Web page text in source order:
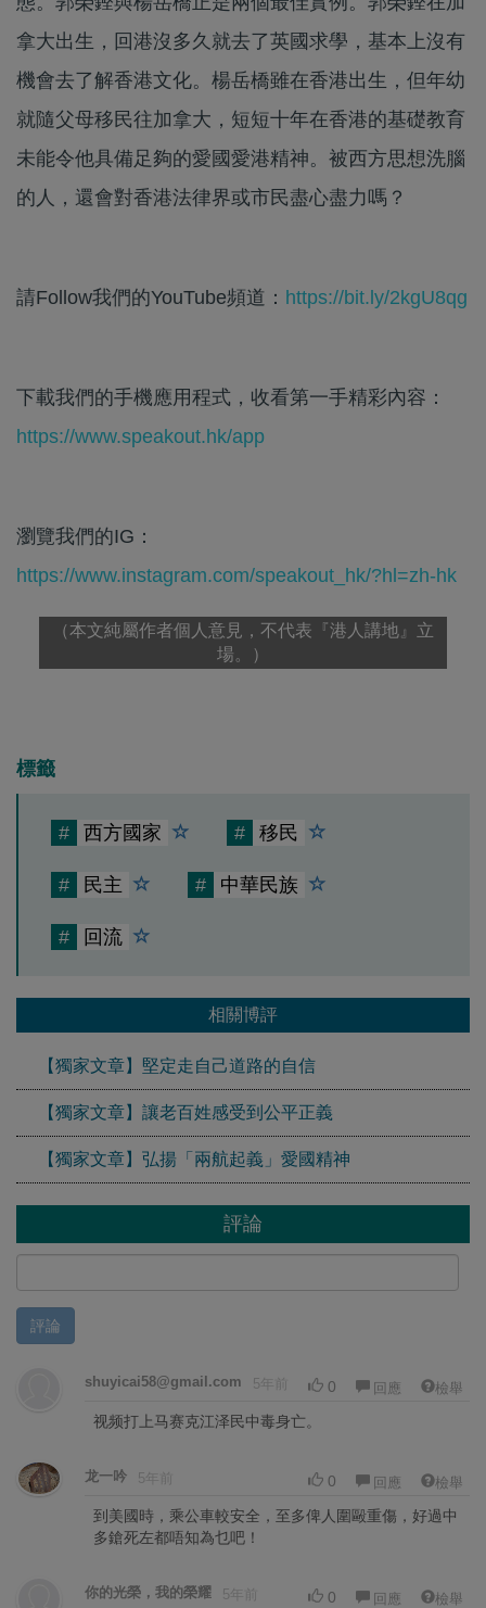
拿大出生，回港沒多久就去了英國求學，基本上沒有
機會去了解香港文化。楊岳橋雖在香港出生，但年幼
就隨父母移民往加拿大，短短十年在香港的基礎教育
未能令他具備足夠的愛國愛港精神。被西方思想洗腦
的人，還會對香港法律界或市民盡心盡力嗎？
請Follow我們的YouTube頻道： https://bit.ly/2kgU8qg
下載我們的手機應用程式，收看第一手精彩內容：
https://www.speakout.hk/app
瀏覽我們的IG：
https://www.instagram.com/speakout_hk/?hl=zh-hk
（本文純屬作者個人意見，不代表『港人講地』立
場。）
標籤
# 西方國家 # 移民
# 民主 # 中華民族
# 回流
相關博評
【獨家文章】堅定走自己道路的自信
【獨家文章】讓老百姓感受到公平正義
【獨家文章】弘揚「兩航起義」愛國精神
評論
評論
shuyicai58@gmail.com 5年前 0 回應 檢舉
视频打上马赛克江泽民中毒身亡。
龙一吟 5年前 0 回應 檢舉
到美國時，乘公車較安全，至多俾人圍毆重傷，好過中
多鎗死左都唔知為乜吧！
你的光榮，我的榮耀 5年前 0 回應 檢舉